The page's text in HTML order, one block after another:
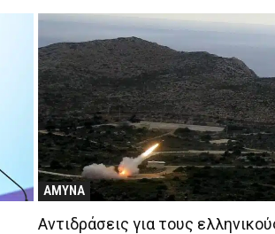
ΑΜΥΝΑ
Αντιδράσεις για τους